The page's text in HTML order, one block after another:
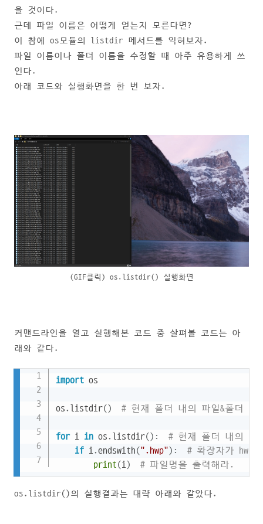
을 것이다.
근데 파일 이름은 어떻게 얻는지 모른다면?
이 참에 os모듈의 listdir 메서드를 익혀보자.
파일 이름이나 폴더 이름을 수정할 때 아주 유용하게 쓰
인다.
아래 코드와 실행화면을 한 번 보자.
(GIF클릭) os.listdir() 실행화면
커맨드라인을 열고 실행해본 코드 중 살펴볼 코드는 아
래와 같다.
import os
os. listdir() # 현재 폴더 내의 파일&폴더 리
for i in os. listdir() :
# 현재 폴더 내의 파
if i.endswith(".hwp") :
# 확장자가 hwp
print(i) # 파일명을 출력해라.
os.listdir()의 실행결과는 대략 아래와 같았다.